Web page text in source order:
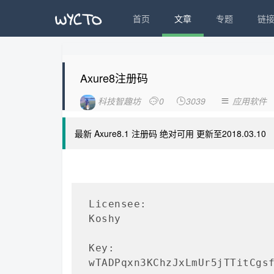
首页 文章 专题 链接
Axure8注册码
科技智趣坊 0 3039  应用软件
最新 Axure8.1 注册码 绝对可用 更新至2018.03.10
Licensee:
Koshy
Key: